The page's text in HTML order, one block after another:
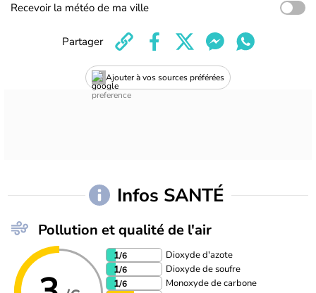
Recevoir la météo de ma ville
Ajouter à vos sources préférées
Partager
Infos SANTÉ
Pollution et qualité de l'air
1/6 Dioxyde d'azote
1/6 Dioxyde de soufre
1/6 Monoxyde de carbone